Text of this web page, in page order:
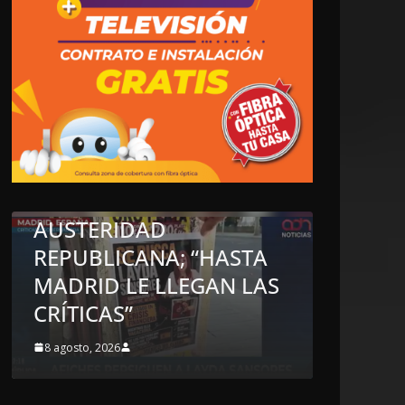
LAS
LOCALES OPINIÓN
EN LAS TRIPAS DEL
JAGUAR: 08 DE AGOSTO
DE 2026
8 agosto, 2026